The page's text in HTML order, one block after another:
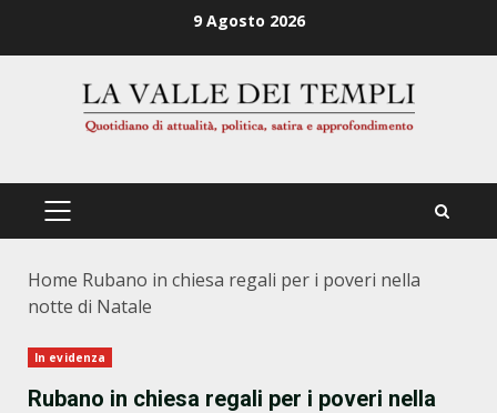
9 Agosto 2026
PRIMÄRES
Home Rubano in chiesa regali per i poveri nella
notte di Natale
In evidenza
Rubano in chiesa regali per i poveri nella